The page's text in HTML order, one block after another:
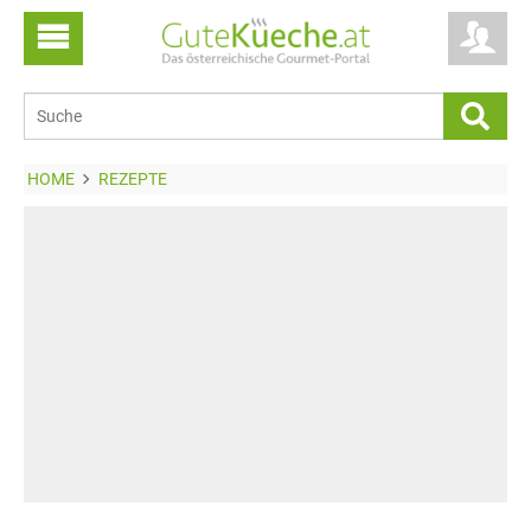
HOME REZEPTE